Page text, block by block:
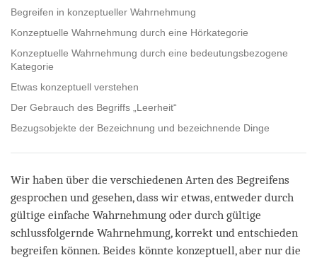
facebook
Begreifen in konzeptueller Wahrnehmung
Konzeptuelle Wahrnehmung durch eine Hörkategorie
Konzeptuelle Wahrnehmung durch eine bedeutungsbezogene
Kategorie
Etwas konzeptuell verstehen
Der Gebrauch des Begriffs „Leerheit“
Bezugsobjekte der Bezeichnung und bezeichnende Dinge
Wir haben über die verschiedenen Arten des Begreifens
gesprochen und gesehen, dass wir etwas, entweder durch
gültige einfache Wahrnehmung oder durch gültige
schlussfolgernde Wahrnehmung, korrekt und entschieden
begreifen können. Beides könnte konzeptuell, aber nur die